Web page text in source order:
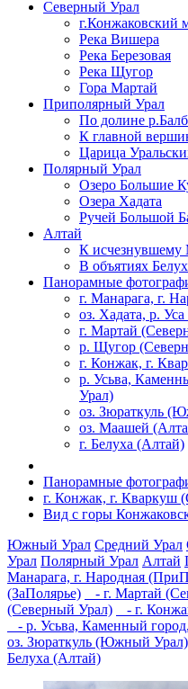
Северный Урал
г.Конжаковский
Река Вишера
Река Березовая
Река Щугор
Гора Мартай
Приполярный Урал
По долине
К главной
Царица
Полярный Урал
Озеро Большие
Озера Хадата
Ручей Большой
Алтай
К исчезнувшему
В объятиях
Панорамные
г. Манарага, г.
оз. Хадата, р.
г. Мартай
р. Щугор
г. Конжак, г.
р. Усьва,
Урал)
оз. Зюраткуль
оз. Маашей
г. Белуха (Алтай)
Панорамные
г. Конжак, г. Кваркуш
Вид с горы
Южный Урал Средний Урал
Урал Полярный Урал Алтай
Манарага, г. Народная
(ЗаПолярье)
- г. Мартай
(Северный Урал)
- г.
- р. Усьва, Каменный
оз. Зюраткуль (Южный Урал)
Белуха (Алтай)